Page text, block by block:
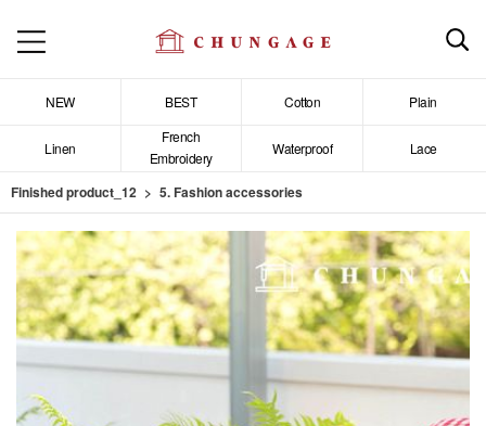
NEW BEST Cotton Plain
Linen
French
Embroidery
Waterproof Lace
Finished product_12 5. Fashion accessories